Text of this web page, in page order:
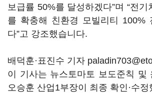
보급률 50%를 달성하겠다”며 “전기
를 확충해 친환경 모빌리티 100%
다”고 강조했습니다.
배덕훈·표진수 기자
이 기사는 뉴스토마토 보도준칙 및
오승훈 산업1부장이 최종 확인·수정